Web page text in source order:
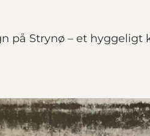
på Strynø – et